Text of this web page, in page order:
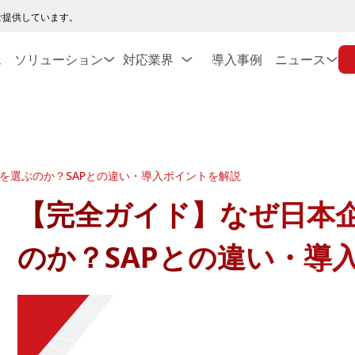
供しています。
ソリューション 対応業界 導入事例 ニュース
選ぶのか？SAPとの違い・導入ポイントを解説
【完全ガイド】なぜ日
のか？SAPとの違い・導